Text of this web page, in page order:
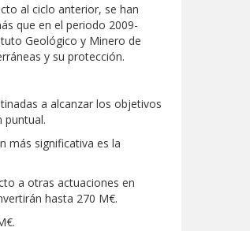
al ciclo anterior, se han
que en el periodo 2009-
Geológico y Minero de
y su protección.
a alcanzar los objetivos
puntual.
más significativa es la
a otras actuaciones en
hasta 270 M€.